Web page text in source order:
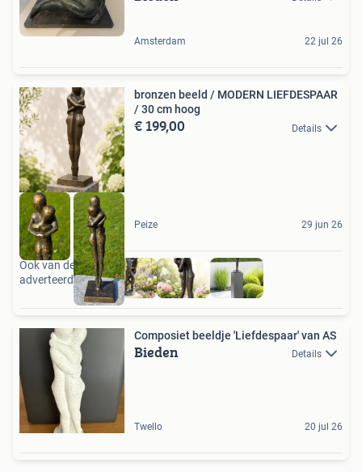
Amsterdam 22 jul 26
bronzen beeld / MODERN LIEFDESPAAR
/ 30 cm hoog
€ 199,00 Details
Peize 29 jun 26
Ook van deze
adverteerder
Composiet beeldje 'Liefdespaar' van AS
Bieden Details
Twello 20 jul 26